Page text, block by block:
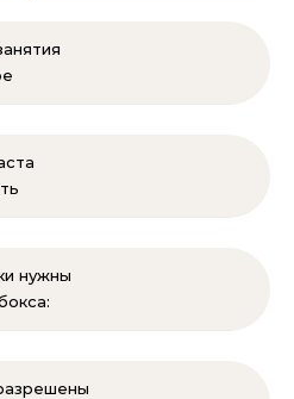
нужны